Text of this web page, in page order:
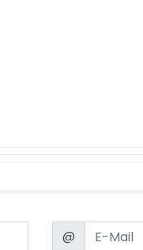
Email
@